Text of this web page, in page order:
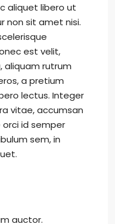
aliquet libero ut
non sit amet nisi.
est velit,
aliquam rutrum
a pretium
lectus. Integer
vitae, accumsan
id semper
sem, in
auctor.